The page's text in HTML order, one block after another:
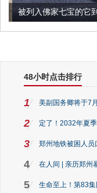
被列入佛家七宝的它
48小时点击排行
1 美副国务卿将于7
2 定了！2032年夏
3 郑州地铁被困人
4 在人间 | 亲历郑州
5 生命至上！第83